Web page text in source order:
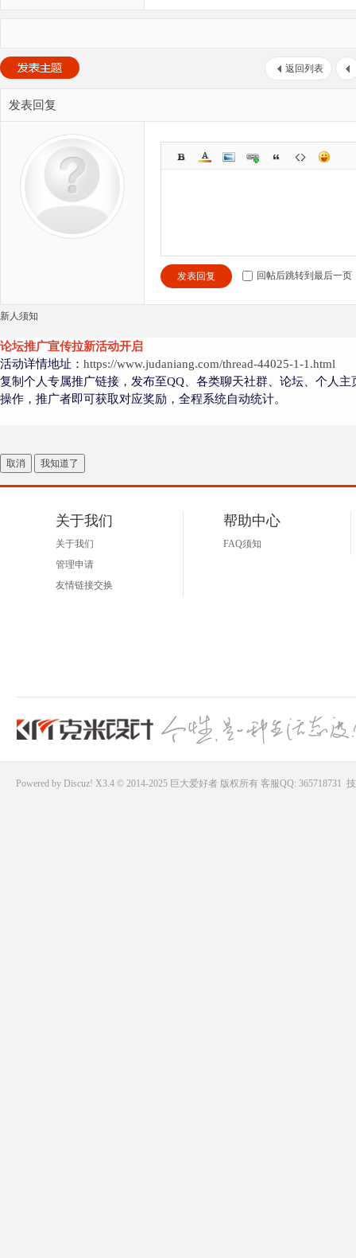
返回列表
发表回复
发表回复 回帖后跳转到最后一页
新人须知
论坛推广宣传拉新活动开启
活动详情地址： https://www.judaniang.com/thread-44025-1-1.html
复制个人专属推广链接，发布至QQ、各类聊天社群、论坛、个人
操作，推广者即可获取对应奖励，全程系统自动统计。
取消 我知道了
关于我们
关于我们
管理申请
友情链接交换
帮助中心
FAQ须知
Powered by Discuz! X3.4 © 2014-2025 巨大爱好者版权所有 客服QQ: 365718731